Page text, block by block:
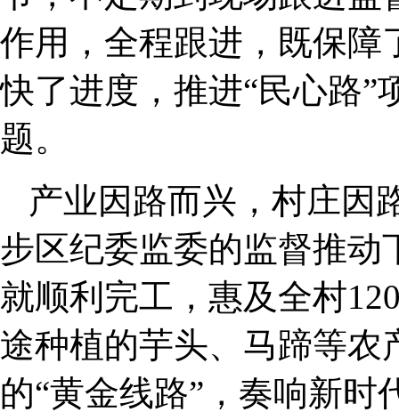
作用，全程跟进，既保障
快了进度，推进“民心路
题。
产业因路而兴，村庄因
步区纪委监委的监督推动
就顺利完工，惠及全村
途种植的芋头、马蹄等农
的“黄金线路”，奏响新